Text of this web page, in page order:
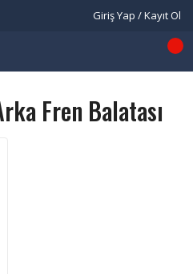
Giriş Yap / Kayıt Ol
Fren Balatası